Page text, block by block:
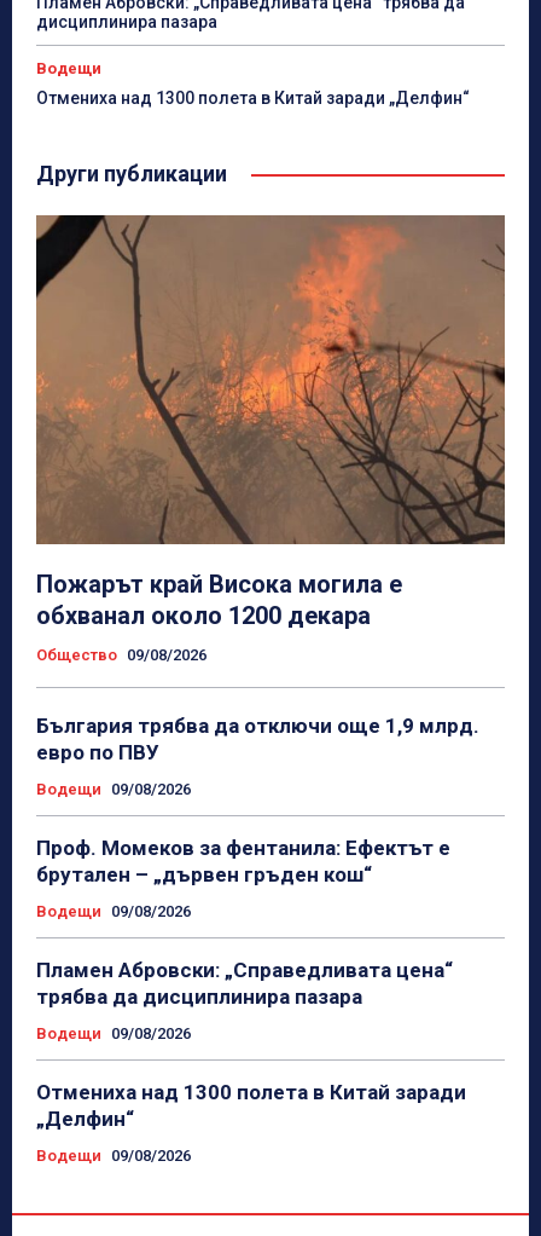
дисциплинира пазара
Водещи
Отмениха над 1300 полета в Китай заради „Делфин“
Други публикации
Пожарът край Висока могила е
обхванал около 1200 декара
Общество 09/08/2026
България трябва да отключи още 1,9 млрд.
евро по ПВУ
Водещи 09/08/2026
Проф. Момеков за фентанила: Ефектът е
брутален – „дървен гръден кош“
Водещи 09/08/2026
Пламен Абровски: „Справедливата цена“
трябва да дисциплинира пазара
Водещи 09/08/2026
Отмениха над 1300 полета в Китай заради
„Делфин“
Водещи 09/08/2026